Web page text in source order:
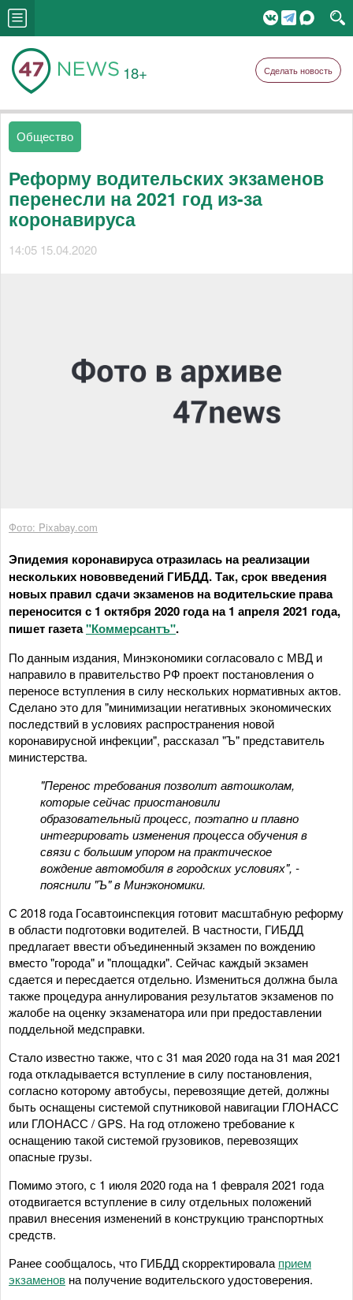
18+ Сделать новость
Общество
Реформу водительских экзаменов
перенесли на 2021 год из-за
коронавируса
14:05 15.04.2020
Фото: Pixabay.com
Эпидемия коронавируса отразилась на реализации
нескольких нововведений ГИБДД. Так, срок введения
новых правил сдачи экзаменов на водительские права
переносится с 1 октября 2020 года на 1 апреля 2021 года,
пишет газета"Коммерсантъ".
По данным издания, Минэкономики согласовало с МВД и
направило в правительство РФ проект постановления о
переносе вступления в силу нескольких нормативных актов.
Сделано это для "минимизации негативных экономических
последствий в условиях распространения новой
коронавирусной инфекции", рассказал "Ъ" представитель
министерства.
"Перенос требования позволит автошколам,
которые сейчас приостановили
образовательный процесс, поэтапно и плавно
интегрировать изменения процесса обучения в
связи с большим упором на практическое
вождение автомобиля в городских условиях", -
пояснили "Ъ" в Минэкономики.
С 2018 года Госавтоинспекция готовит масштабную реформу
в области подготовки водителей. В частности, ГИБДД
предлагает ввести объединенный экзамен по вождению
вместо "города" и "площадки". Сейчас каждый экзамен
сдается и пересдается отдельно. Измениться должна была
также процедура аннулирования результатов экзаменов по
жалобе на оценку экзаменатора или при предоставлении
поддельной медсправки.
Стало известно также, что с 31 мая 2020 года на 31 мая 2021
года откладывается вступление в силу постановления,
согласно которому автобусы, перевозящие детей, должны
быть оснащены системой спутниковой навигации ГЛОНАСС
или ГЛОНАСС / GPS. На год отложено требование к
оснащению такой системой грузовиков, перевозящих
опасные грузы.
Помимо этого, с 1 июля 2020 года на 1 февраля 2021 года
отодвигается вступление в силу отдельных положений
правил внесения изменений в конструкцию транспортных
средств.
Ранее сообщалось, что ГИБДД скорректировала прием
экзаменов на получение водительского удостоверения.